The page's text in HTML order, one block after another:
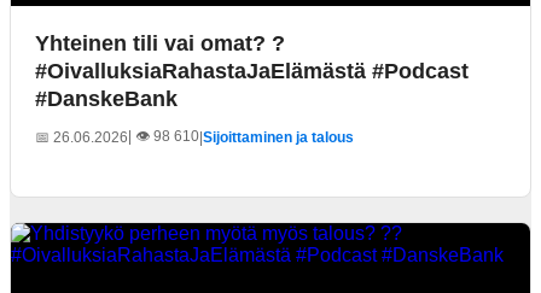
Yhteinen tili vai omat? ?
#OivalluksiaRahastaJaElämästä #Podcast
#DanskeBank
📅 26.06.2026| 👁️ 98 610 Sijoittaminen ja talous